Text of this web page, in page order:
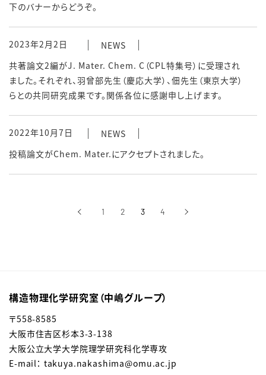
下のバナーからどうぞ。
2023年2月2日
NEWS
共著論文2編がJ. Mater. Chem. C（CPL特集号）に受理され
ました。それぞれ、羽曾部先生（慶応大学）、佃先生（東京大学）
らとの共同研究成果です。関係各位に感謝申し上げます。
2022年10月7日
NEWS
投稿論文がChem. Mater.にアクセプトされました。
‹前へ 1 2 3 4 ›次へ
構造物理化学研究室（中嶋グループ）
〒558-8585
大阪市住吉区杉本3-3-138
大阪公立大学大学院理学研究科化学専攻
E-mail： takuya.nakashima@omu.ac.jp